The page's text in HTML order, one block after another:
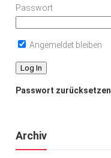
Passwort
Angemeldet bleiben
Passwort zurücksetzen
Archiv